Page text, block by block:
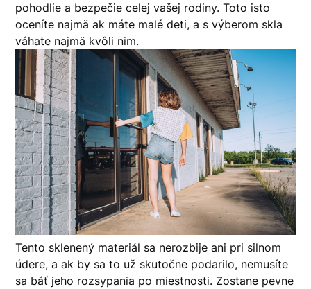
pohodlie a bezpečie celej vašej rodiny. Toto isto
oceníte najmä ak máte malé deti, a s výberom skla
váhate najmä kvôli nim.
Tento sklenený materiál sa nerozbije ani pri silnom
údere, a ak by sa to už skutočne podarilo, nemusíte
sa báť jeho rozsypania po miestnosti. Zostane pevne